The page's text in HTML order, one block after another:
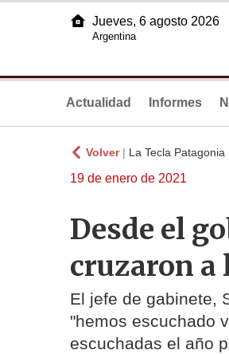
Jueves, 6 agosto 2026
Argentina
Actualidad Informes
Volver| La Tecla Patagonia
19 de enero de 2021
Desde el
cruzaron a
El jefe de gabinete,
"hemos escuchado
escuchadas el año